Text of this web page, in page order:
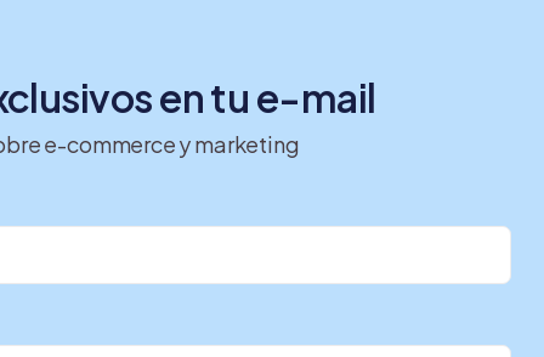
en tu e-mail
e-commerce y marketing